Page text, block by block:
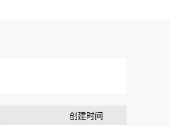
创建时间